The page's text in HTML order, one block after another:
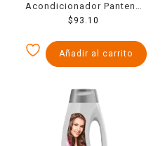
Acondicionador Pantene
Pro V rizos definidos 400
$ 93.10
Añadir al carrito